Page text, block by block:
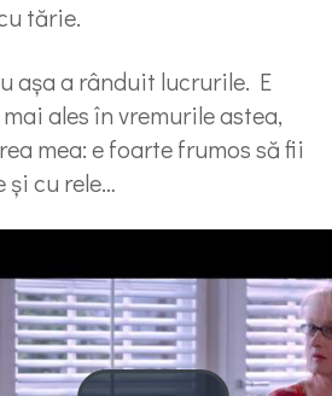
tărie.
așa a rânduit lucrurile. E
ales în vremurile astea,
mea: e foarte frumos să fii
și cu rele…